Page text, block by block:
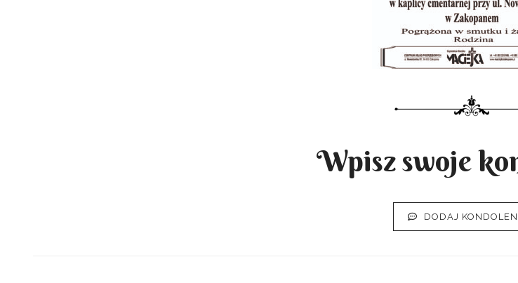
Wpisz swoje
DODAJ